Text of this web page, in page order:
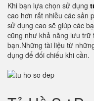
Khi bạn lựa chọn sử dụng
cao hơn rất nhiều các sản
sử dụng cao sẽ giúp các
cũng như khả năng lưu trữ
bạn.Những tài liệu từ
dụng để đối chiếu khi cần.